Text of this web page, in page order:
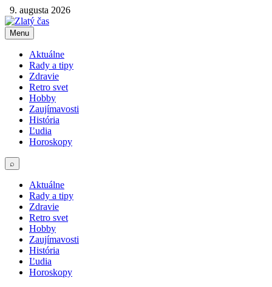
9. augusta 2026
Menu
Aktuálne
Rady a tipy
Zdravie
Retro svet
Hobby
Zaujímavosti
História
Ľudia
Horoskopy
⌕
Aktuálne
Rady a tipy
Zdravie
Retro svet
Hobby
Zaujímavosti
História
Ľudia
Horoskopy